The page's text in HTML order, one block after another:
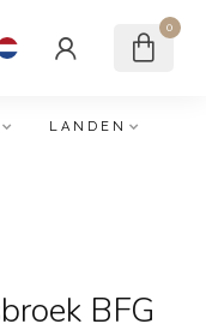
0
LANDEN
BFG